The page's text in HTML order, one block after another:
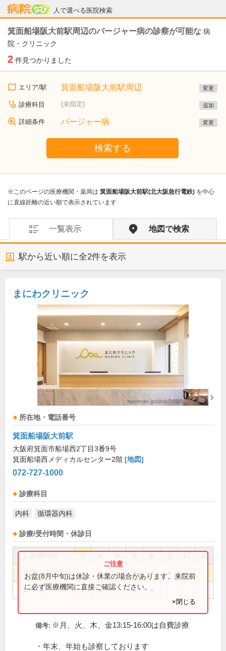
人で選べる医院検索
病院なび
箕面船場阪大前駅周辺のバージャー病の診察が可能な 病
院・クリニック
2 件見つかりました
エリア/駅 箕面船場阪大前駅周辺 変更
診療科目 (未指定) 追加
詳細条件 バージャー病 変更
検索する
※このページの医療機関・薬局は 箕面船場阪大前駅(北大阪急行電鉄) を中心
に直線距離の近い順で表示されています
一覧表示 地図で検索
駅から近い順に全2件を表示
まにわクリニック
所在地・電話番号
箕面船場阪大前駅
大阪府箕面市船場西2丁目3番9号
箕面船場西メディカルセンター2階 [地図]
072-727-1000
診療科目
内科 循環器内科
診療/受付時間・休診日
祝
9:00～12:00 ● ● ● ● ●
13:15～19:00 ● ● ●
お盆(8月中旬)は休診・休業の場合があります。来院前
に必ず医療機関に直接ご確認ください。
×閉じる
備考: ※月、火、木、金13:15-16:00は自費診療
・年末、年始も診察しております